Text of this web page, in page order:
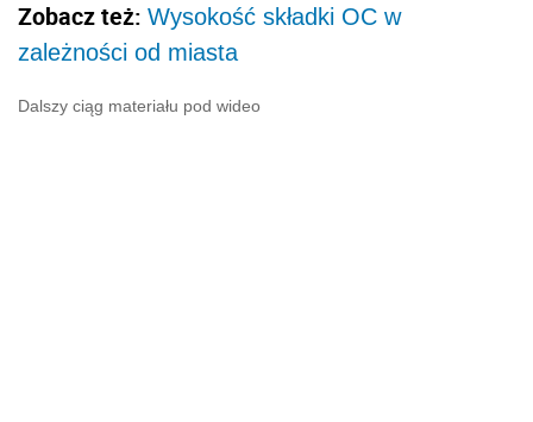
Zobacz też: Wysokość składki OC w
zależności od miasta
Dalszy ciąg materiału pod wideo